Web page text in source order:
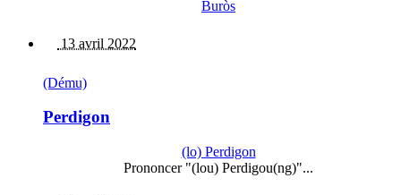
Buròs
13 avril 2022
(Dému)
Perdigon
(lo) Perdigon
Prononcer "(lou) Perdigou(ng)"...